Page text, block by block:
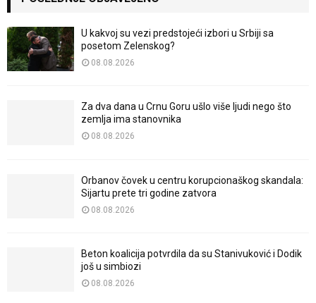
U kakvoj su vezi predstojeći izbori u Srbiji sa
posetom Zelenskog?
08.08.2026
Za dva dana u Crnu Goru ušlo više ljudi nego što
zemlja ima stanovnika
08.08.2026
Orbanov čovek u centru korupcionaškog skandala:
Sijartu prete tri godine zatvora
08.08.2026
Beton koalicija potvrdila da su Stanivuković i Dodik
još u simbiozi
08.08.2026